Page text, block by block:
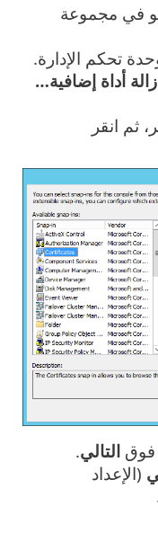
في مجموعة
أداة إضافية…
ثم انقر
فوق التالي.
(الإعداد